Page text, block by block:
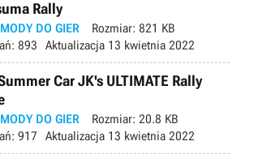
Rally
MODY DO GIER Rozmiar: 821 KB
893 Aktualizacja 13 kwietnia 2022
Car JK's ULTIMATE Rally
MODY DO GIER Rozmiar: 20.8 KB
917 Aktualizacja 13 kwietnia 2022